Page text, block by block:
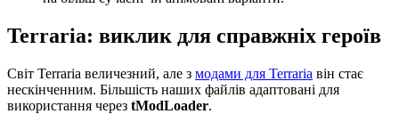
Terraria: виклик для справжніх героїв
Світ Terraria величезний, але з модами для Terraria він стає
нескінченним. Більшість наших файлів адаптовані для
використання через tModLoader.